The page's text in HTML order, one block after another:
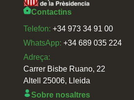
Contactins
Telefon: +34 973 34 91 00
WhatsApp: +34 689 035 224
Adreça:
Carrer Bisbe Ruano, 22
Altell 25006, Lleida
Sobre nosaltres